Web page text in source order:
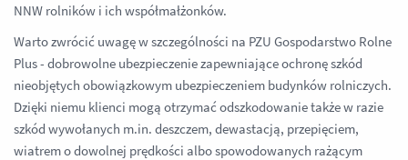
NNW rolników i ich współmałżonków.
Warto zwrócić uwagę w szczególności na PZU Gospodarstwo Rolne
Plus - dobrowolne ubezpieczenie zapewniające ochronę szkód
nieobjętych obowiązkowym ubezpieczeniem budynków rolniczych.
Dzięki niemu klienci mogą otrzymać odszkodowanie także w razie
szkód wywołanych m.in. deszczem, dewastacją, przepięciem,
wiatrem o dowolnej prędkości albo spowodowanych rażącym